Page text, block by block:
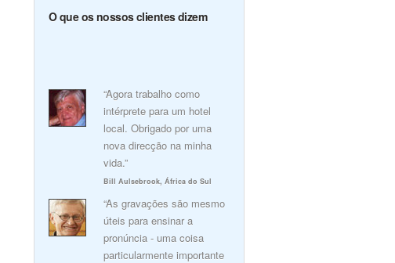
O que os nossos clientes dizem
“Agora trabalho como
intérprete para um hotel
local. Obrigado por uma
nova direcção na minha
vida.”
Bill Aulsebrook, África do Sul
“As gravações são mesmo
úteis para ensinar a
pronúncia - uma coisa
particularmente importante